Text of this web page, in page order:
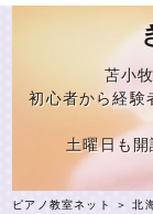
苫小
初心者から経験
土曜日も
ピアノ教室ネット ＞北